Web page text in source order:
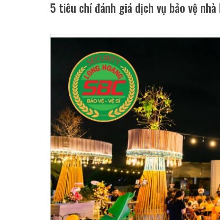
5 tiêu chí đánh giá dịch vụ bảo vệ nhà